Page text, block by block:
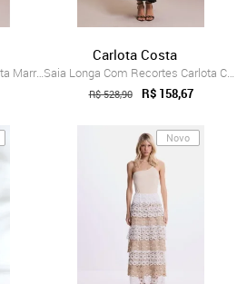
Saia Midi 3 Cores Carlota Costa Marrom
Carlota Costa
Saia Longa Com Recortes Carlota Costa Preto
R$ 528,90 R$ 158,67
Novo